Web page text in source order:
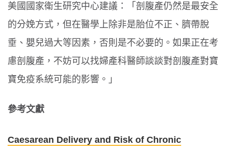
美國國家衛生研究中心建議：「剖腹產仍然是最安全
的分娩方式，但在醫學上除非是胎位不正、臍帶脫
垂、嬰兒過大等因素，否則是不必要的。如果正在考
慮剖腹產，不妨可以找婦產科醫師談談對剖腹產對寶
寶免疫系統可能的影響。」
參考文獻
Caesarean Delivery and Risk of Chronic